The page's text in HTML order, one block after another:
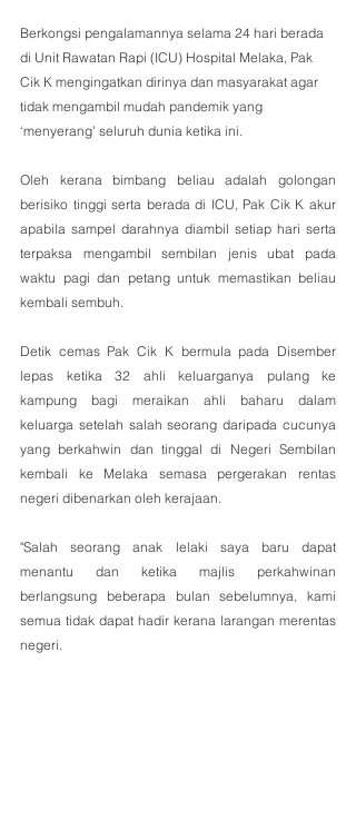
Berkongsi pengalamannya selama 24 hari berada
di Unit Rawatan Rapi (ICU) Hospital Melaka, Pak
Cik K mengingatkan dirinya dan masyarakat agar
tidak mengambil mudah pandemik yang
‘menyerang’ seluruh dunia ketika ini.
Oleh kerana bimbang beliau adalah golongan
berisiko tinggi serta berada di ICU, Pak Cik K akur
apabila sampel darahnya diambil setiap hari serta
terpaksa mengambil sembilan jenis ubat pada
waktu pagi dan petang untuk memastikan beliau
kembali sembuh.
Detik cemas Pak Cik K bermula pada Disember
lepas ketika 32 ahli keluarganya pulang ke
kampung bagi meraikan ahli baharu dalam
keluarga setelah salah seorang daripada cucunya
yang berkahwin dan tinggal di Negeri Sembilan
kembali ke Melaka semasa pergerakan rentas
negeri dibenarkan oleh kerajaan.
"Salah seorang anak lelaki saya baru dapat
menantu dan ketika majlis perkahwinan
berlangsung beberapa bulan sebelumnya, kami
semua tidak dapat hadir kerana larangan merentas
negeri.